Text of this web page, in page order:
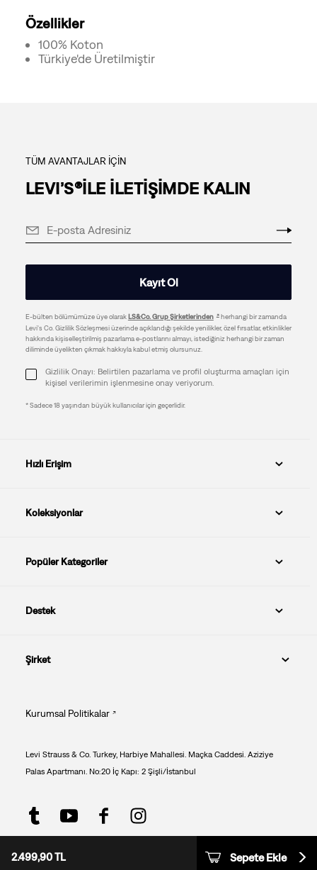
Özellikler
100% Koton
Türkiye'de Üretilmiştir
Sepete Ekle
2.499,90 TL
TÜM AVANTAJLAR İÇİN
LEVI’S®İLE İLETİŞİMDE KALIN
Kayıt Ol
E-bülten bölümümüze üye olarakLS&Co. Grup Şirketlerinden
herhangi bir zamanda
Levi's Co. Gizlilik Sözleşmesi üzerinde açıklandığı şekilde yenilikler, özel fırsatlar, etkinlikler
hakkında kişiselleştirilmiş pazarlama e-postlarını almayı, istediğiniz herhangi bir zaman
diliminde üyelikten çıkmak hakkıyla kabul etmiş olursunuz.
Gizlilik Onayı: Belirtilen pazarlama ve profil oluşturma amaçları için
kişisel verilerimin işlenmesine onay veriyorum.
* Sadece 18 yaşından büyük kullanıcılar için geçerlidir.
Hızlı Erişim
Koleksiyonlar
Popüler Kategoriler
Destek
Şirket
Kurumsal Politikalar
Levi Strauss & Co. Turkey, Harbiye Mahallesi. Maçka Caddesi. Aziziye
Palas Apartmanı. No:20 İç Kapı: 2 Şişli/İstanbul